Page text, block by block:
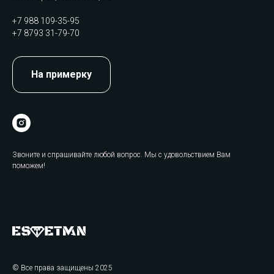
+7 988 109-35-95
+7 8793 31-79-70
На примерку
Звоните и спрашивайте любой вопрос. Мы с удовольствием Вам
поможем!
© Все права защищены 2025